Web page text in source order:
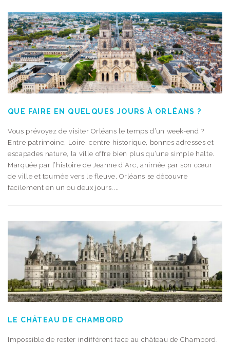
QUE FAIRE EN QUELQUES JOURS À ORLÉANS ?
Vous prévoyez de visiter Orléans le temps d’un week-end ?
Entre patrimoine, Loire, centre historique, bonnes adresses et
escapades nature, la ville offre bien plus qu’une simple halte.
Marquée par l’histoire de Jeanne d’Arc, animée par son cœur
de ville et tournée vers le fleuve, Orléans se découvre
facilement en un ou deux jours....
LE CHÂTEAU DE CHAMBORD
Impossible de rester indifférent face au château de Chambord.